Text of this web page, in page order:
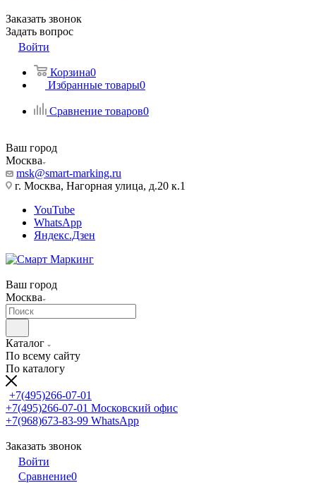
Заказать звонок
Задать вопрос
Войти
Корзина0
Избранные товары0
Сравнение товаров0
Ваш город
Москва
msk@smart-marking.ru
г. Москва, Нагорная улица, д.20 к.1
YouTube
WhatsApp
Яндекс.Дзен
Ваш город
Москва
Каталог
По всему сайту
По каталогу
+7(495)266-07-01
+7(495)266-07-01 Московский офис
+7(968)673-83-99 WhatsApp
Заказать звонок
Войти
Сравнение0